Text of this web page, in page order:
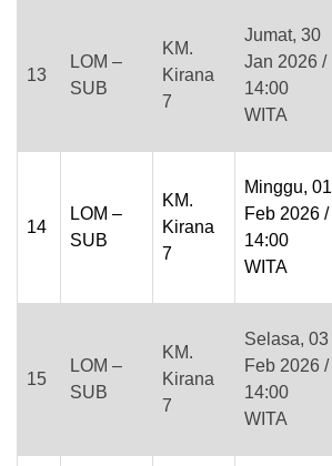
13
LOM –
SUB
KM.
Kirana
7
Jumat, 30
Jan 2026 /
14:00
WITA
14
LOM –
SUB
KM.
Kirana
7
Minggu, 01
Feb 2026 /
14:00
WITA
15
LOM –
SUB
KM.
Kirana
7
Selasa, 03
Feb 2026 /
14:00
WITA